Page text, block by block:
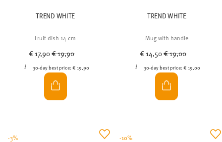
TREND WHITE
Fruit dish 14 cm
€ 17,90Price reduced from
€ 19,90
30-day best price: € 19,90
TREND WHITE
Mug with handle
€ 14,50Price reduced from
€ 19,00
30-day best price:€ 19,00
-3% -10%